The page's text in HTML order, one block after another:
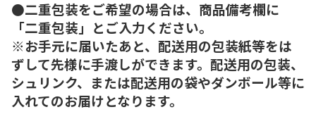
●二重包装をご希望の場合は、商品備考欄に
「二重包装」とご入力ください。
※お手元に届いたあと、配送用の包装紙等をは
ずして先様に手渡しができます。配送用の包装、
シュリンク、または配送用の袋やダンボール等に
入れてのお届けとなります。